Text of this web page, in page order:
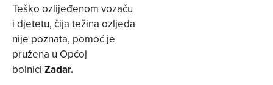
Teško ozlijeđenom vozaču
i djetetu, čija težina ozljeda
nije poznata, pomoć je
pružena u Općoj
bolnici Zadar.